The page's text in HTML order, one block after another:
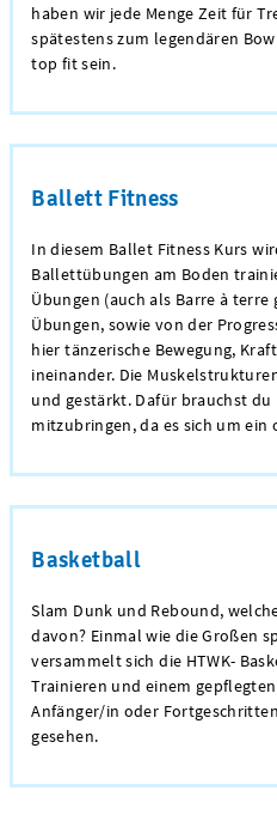
haben wir jede Menge Zeit für
spätestens zum legendären
top fit sein.
Ballett Fitness
In diesem Ballet Fitness Kurs
Ballettübungen am Boden
Übungen (auch als Barre à
Übungen, sowie von der
hier tänzerische Bewegung,
ineinander. Die
und gestärkt. Dafür brauchst du
mitzubringen, da es sich um ein
Basketball
Slam Dunk und Rebound,
davon? Einmal wie die Großen
versammelt sich die HTWK-
Trainieren und einem
Anfänger/in oder
gesehen.